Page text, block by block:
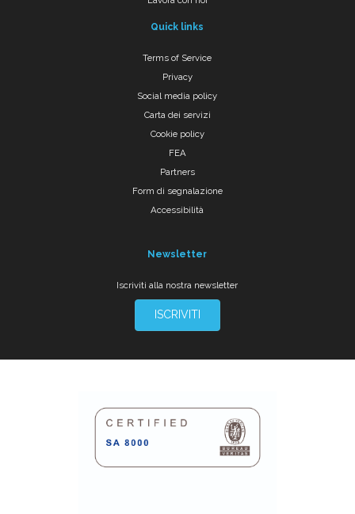
Quick links
Terms of Service
Privacy
Social media policy
Carta dei servizi
Cookie policy
FEA
Partners
Form di segnalazione
Accessibilità
Newsletter
Iscriviti alla nostra newsletter
ISCRIVITI